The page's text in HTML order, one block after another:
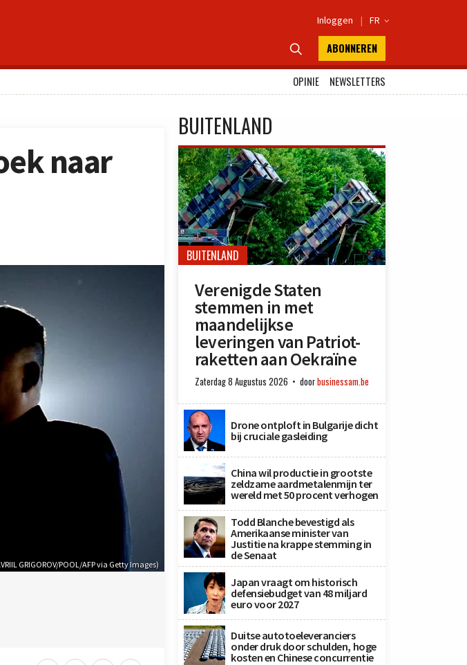
Inloggen | FR 
 ABONNEREN
OPINIE
NEWSLETTERS
naar
GRIGOROV/POOL/AFP via Getty Images)
BUITENLAND
BUITENLAND
Verenigde Staten
stemmen in met
maandelijkse
leveringen van Patriot-
raketten aan Oekraïne
Zaterdag 8 Augustus 2026 doorbusinessam.be
Drone ontploft in Bulgarije dicht
bij cruciale gasleiding
China wil productie in grootste
zeldzame aardmetalenmijn ter
wereld met 50 procent verhogen
Todd Blanche bevestigd als
Amerikaanse minister van
Justitie na krappe stemming in
de Senaat
Japan vraagt om historisch
defensiebudget van 48 miljard
euro voor 2027
Duitse autotoeleveranciers
onder druk door schulden, hoge
kosten en Chinese concurrentie